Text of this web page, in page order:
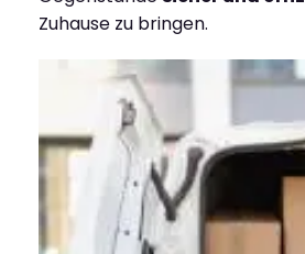
Zuhause zu bringen.